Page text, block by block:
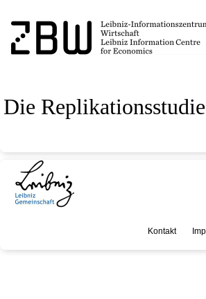
Die Replikationsstudie
Kontakt